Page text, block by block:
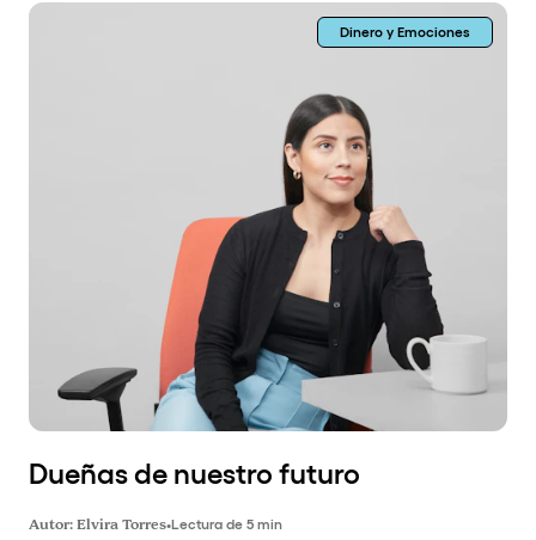
Dinero y Emociones
Dueñas de nuestro futuro
Autor:Elvira Torres•Lectura de 5 min